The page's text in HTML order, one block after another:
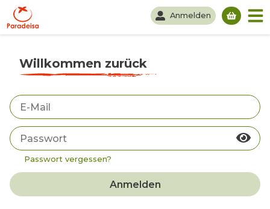
Anmelden
Willkommen zurück
Passwort vergessen?
Anmelden